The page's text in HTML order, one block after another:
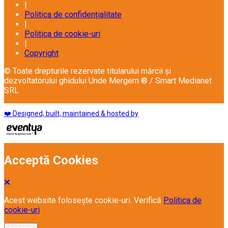
|
Politica de confidențialitate
|
Politica de cookie-uri
|
Copyright
© Toate drepturile rezervate titularului mărcii și
dezvoltatorului ghidului Unde Mergem ® / Smart Medianet
SRL
❤️ Designed, built, maintained & hosted by
Acceptă Cookies
Acest website folosește cookie-uri. Verifică Politica de
cookie-uri